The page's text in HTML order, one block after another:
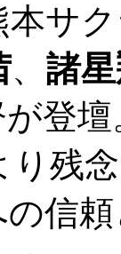
本サ
、 諸
登
り残
信